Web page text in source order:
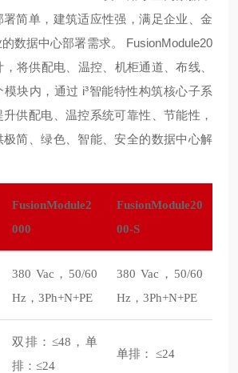
简单，建筑适应性强，满足企业、金
数据中心部署需求。 FusionModule20
将供配电、温控、机柜通道、布线、
块内，通过 i³智能特性构筑核心子系
供配电、温控系统可靠性、节能性，
简、绿色、智能、安全的数据中心解
FusionModule2
000
FusionModule20
00-S
380 Vac，50/60
Hz，3Ph+N+PE
380 Vac，50/60
Hz，3Ph+N+PE
双排：≤48，单
排：≤24
单排： ≤24